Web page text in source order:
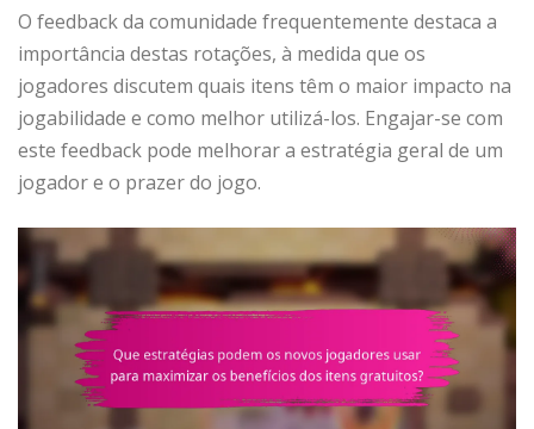
O feedback da comunidade frequentemente destaca a
importância destas rotações, à medida que os
jogadores discutem quais itens têm o maior impacto na
jogabilidade e como melhor utilizá-los. Engajar-se com
este feedback pode melhorar a estratégia geral de um
jogador e o prazer do jogo.